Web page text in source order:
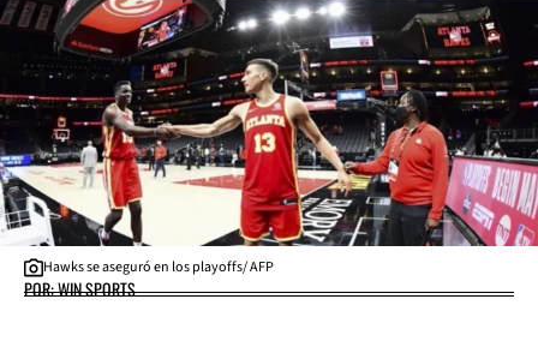
Hawks se aseguró en los playoffs/ AFP
POR: WIN SPORTS